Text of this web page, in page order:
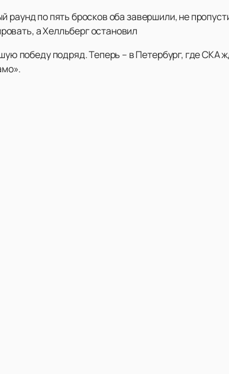
раунд по пять бросков оба завершили, не
а Хелльберг остановил
победу подряд. Теперь – в Петербург, где СКА